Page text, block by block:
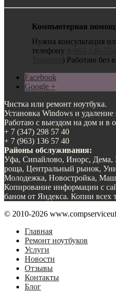
Компьютерная
Нужна консультация
телефону
) Работаю без
Facebook
Google +
Чистка или ремонт ноутбука.
Установка Windows и
Работаю с выездом на дом и в
+ 7 (347) 298 57 40
+ 7 (963) 136 57 40
Районы обслуживания:
Уфа, Сипайлово, Инорс, Дема,
роща, Центральный рынок,
Молодежка, Новостройка,
Копирование информации с
баном от Яндекса. Копии всех
© 2010-2026
Главная
Ремонт ноутбуков
Услуги
Новости
Отзывы
Контакты
Блог